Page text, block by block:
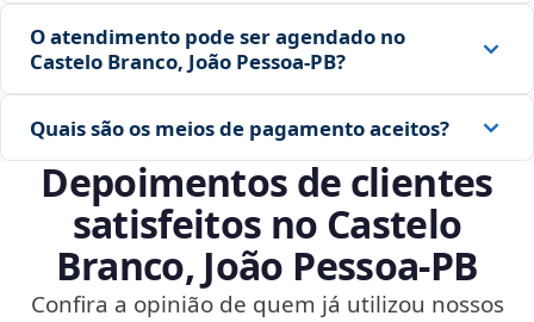
O atendimento pode ser agendado no
Castelo Branco, João Pessoa‑PB?
Quais são os meios de pagamento aceitos?
Depoimentos de clientes
satisfeitos no Castelo
Branco, João Pessoa‑PB
Confira a opinião de quem já utilizou nossos